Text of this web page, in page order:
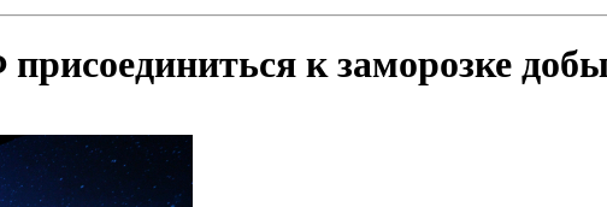
к заморозке